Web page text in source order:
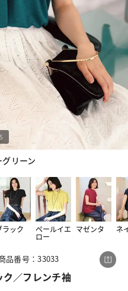
リーン
ラック ペールイエ
ロー
マゼンタ ネ
25
品番号：33033
／フレンチ袖
イネック／フレンチ袖